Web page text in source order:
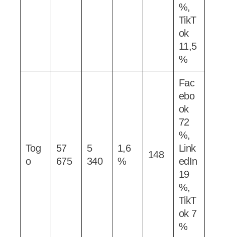
%,
TikT
ok
11,5
%
Tog
o
57
675
5
340
1,6
%
148
Fac
ebo
ok
72
%,
Link
edIn
19
%,
TikT
ok 7
%